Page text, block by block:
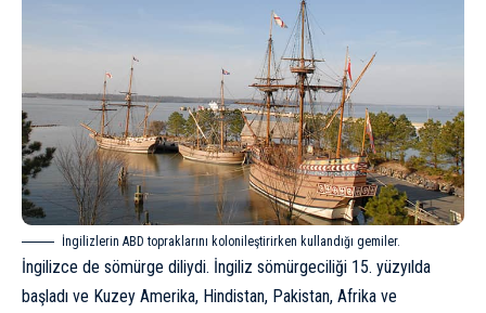
İngilizlerin ABD topraklarını kolonileştirirken kullandığı gemiler.
İngilizce de sömürge diliydi. İngiliz sömürgeciliği 15. yüzyılda
başladı ve Kuzey Amerika, Hindistan, Pakistan, Afrika ve